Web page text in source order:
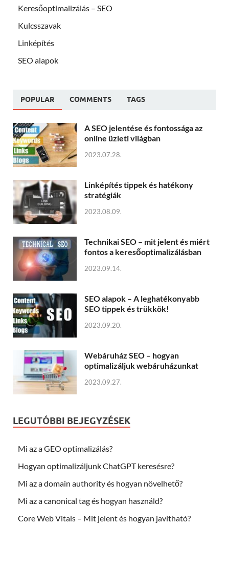
Keresőoptimalizálás – SEO
Kulcsszavak
Linképítés
SEO alapok
POPULAR COMMENTS TAGS
A SEO jelentése és fontossága az
online üzleti világban
2023.07.28.
Linképítés tippek és hatékony
stratégiák
2023.08.09.
Technikai SEO – mit jelent és miért
fontos a keresőoptimalizálásban
2023.09.14.
SEO alapok – A leghatékonyabb
SEO tippek és trükkök!
2023.09.20.
Webáruház SEO – hogyan
optimalizáljuk webáruházunkat
2023.09.27.
LEGUTÓBBI BEJEGYZÉSEK
Mi az a GEO optimalizálás?
Hogyan optimalizáljunk ChatGPT keresésre?
Mi az a domain authority és hogyan növelhető?
Mi az a canonical tag és hogyan használd?
Core Web Vitals – Mit jelent és hogyan javítható?